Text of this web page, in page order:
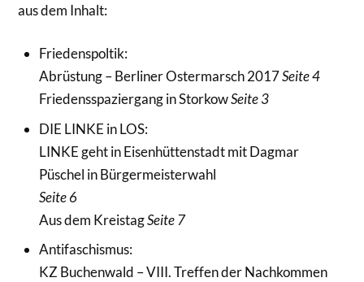
aus dem Inhalt:
Friedenspoltik:
Abrüstung – Berliner Ostermarsch 2017Seite 4
Friedensspaziergang in StorkowSeite 3
DIE LINKE in LOS:
LINKE geht in Eisenhüttenstadt mit Dagmar
Püschel in Bürgermeisterwahl
Seite 6
Aus dem KreistagSeite 7
Antifaschismus:
KZ Buchenwald – VIII. Treffen der Nachkommen